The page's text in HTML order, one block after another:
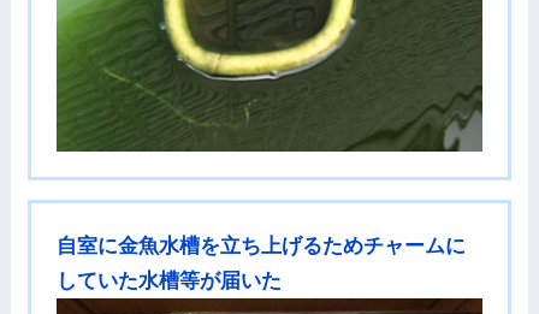
自室に金魚水槽を立ち上げるためチャームに
していた水槽等が届いた